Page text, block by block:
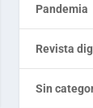
Pandemia
Revista
Sin